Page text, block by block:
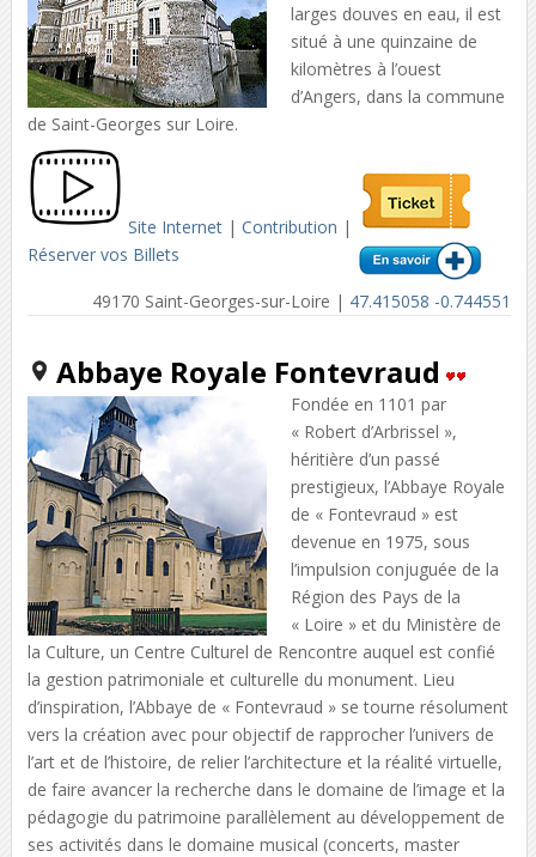
larges douves en eau, il est
situé à une quinzaine de
kilomètres à l’ouest
d’Angers, dans la commune
de Saint-Georges sur Loire.
Site Internet| Contribution |
Réserver vos Billets
49170 Saint-Georges-sur-Loire | 47.415058 -0.744551
Abbaye Royale Fontevraud
Fondée en 1101 par
« Robert d’Arbrissel »,
héritière d’un passé
prestigieux, l’Abbaye Royale
de « Fontevraud » est
devenue en 1975, sous
l’impulsion conjuguée de la
Région des Pays de la
« Loire » et du Ministère de
la Culture, un Centre Culturel de Rencontre auquel est confié
la gestion patrimoniale et culturelle du monument. Lieu
d’inspiration, l’Abbaye de « Fontevraud » se tourne résolument
vers la création avec pour objectif de rapprocher l’univers de
l’art et de l’histoire, de relier l’architecture et la réalité virtuelle,
de faire avancer la recherche dans le domaine de l’image et la
pédagogie du patrimoine parallèlement au développement de
ses activités dans le domaine musical (concerts, master